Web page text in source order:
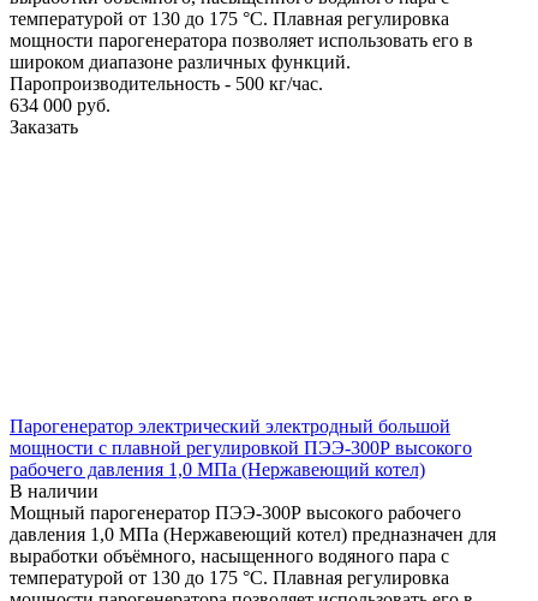
температурой от 130 до 175 °С. Плавная регулировка
мощности парогенератора позволяет использовать его в
широком диапазоне различных функций.
Паропроизводительность - 500 кг/час.
634 000 руб.
Заказать
Парогенератор электрический электродный большой
мощности с плавной регулировкой ПЭЭ-300Р высокого
рабочего давления 1,0 МПа (Нержавеющий котел)
В наличии
Мощный парогенератор ПЭЭ-300Р высокого рабочего
давления 1,0 МПа (Нержавеющий котел) предназначен для
выработки объёмного, насыщенного водяного пара с
температурой от 130 до 175 °С. Плавная регулировка